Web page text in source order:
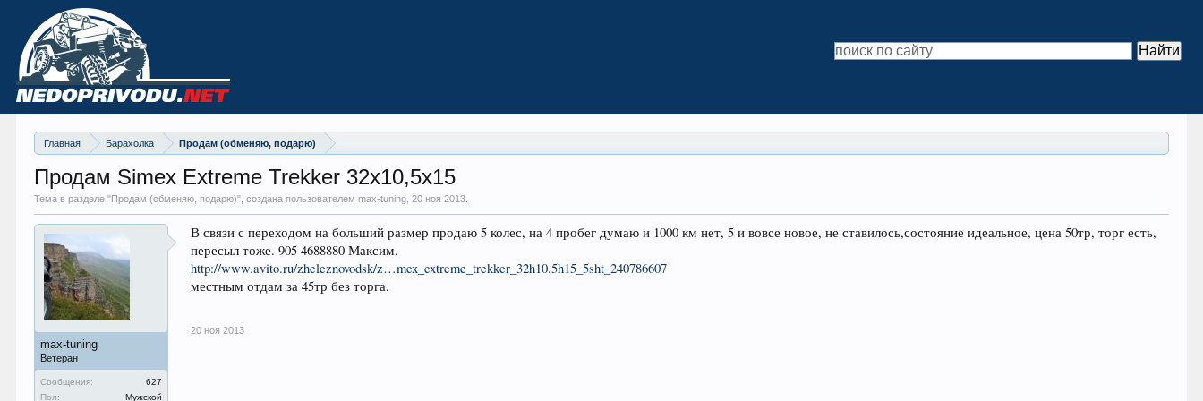
Главная Барахолка Продам (обменяю, подарю)
Продам Simex Extreme Trekker 32х10,5х15
Тема в разделе "Продам (обменяю, подарю)", создана пользователем max-tuning,20 ноя 2013
max-tuning
Ветеран
Сообщения:
627
Пол:
Мужской
В связи с переходом на больший размер продаю 5 колес, на 4 пробег думаю и 1000 км нет, 5 и вовсе новое, не ставилось,состояние идеальное, цена 50тр, торг есть,
пересыл тоже. 905 4688880 Максим.
http://www.avito.ru/zheleznovodsk/z…mex_extreme_trekker_32h10.5h15_5sht_240786607
местным отдам за 45тр без торга.
20 ноя 2013